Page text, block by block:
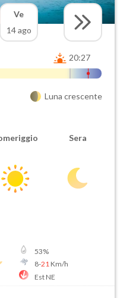
Ve
14 ago
20:27
Luna crescente
Sera
53%
8-21Km/h
Est NE